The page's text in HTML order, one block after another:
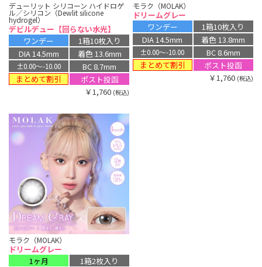
デューリット シリコーン ハイドロゲ
ル／シリコン（Dewlit silicone
hydrogel）
デビルデュー【回らない水光】
ワンデー
1箱10枚入り
DIA 14.5mm
着色 13.6mm
±0.00〜-10.00
BC 8.7mm
まとめて割引
ポスト投函
￥1,760 (税込)
モラク（MOLAK）
ドリームグレー
ワンデー
1箱10枚入り
DIA 14.5mm
着色 13.8mm
±0.00〜-10.00
BC 8.6mm
まとめて割引
ポスト投函
￥1,760 (税込)
モラク（MOLAK）
ドリームグレー
1ヶ月
1箱2枚入り